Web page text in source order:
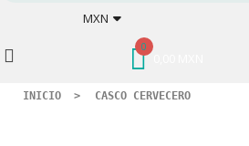
MXN
INICIO CASCO CERVECERO